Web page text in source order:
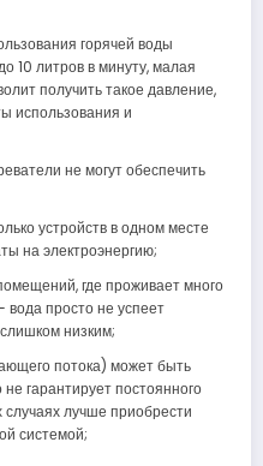
горячей воды
10 литров в минуту, малая
получить такое давление,
использования и
не могут обеспечить
устройств в одном месте
на электроэнергию;
где проживает много
просто не успеет
низким;
потока) может быть
гарантирует постоянного
случаях лучше приобрести
системой;